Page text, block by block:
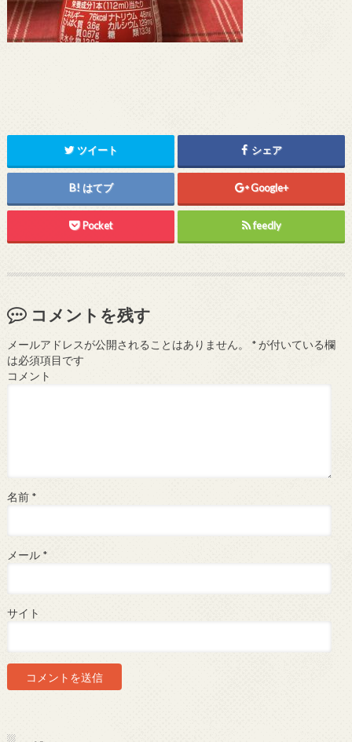
ツイート シェア
はてブ Google+
Pocket feedly
コメントを残す
メールアドレスが公開されることはありません。 *が付いている欄
は必須項目です
コメント
名前 *
メール *
サイト